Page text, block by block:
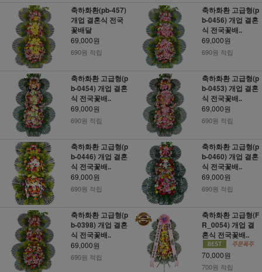
축하화환(pb-457)
개업 결혼식 전국
꽃배달
69,000원
690원 적립
축하화환 고급형(p
b-0456) 개업 결혼
식 전국꽃배..
69,000원
690원 적립
축하화환 고급형(p
b-0454) 개업 결혼
식 전국꽃배..
69,000원
690원 적립
축하화환 고급형(p
b-0453) 개업 결혼
식 전국꽃배..
69,000원
690원 적립
축하화환 고급형(p
b-0446) 개업 결혼
식 전국꽃배..
69,000원
690원 적립
축하화환 고급형(p
b-0460) 개업 결혼
식 전국꽃배..
69,000원
690원 적립
축하화환 고급형(p
b-0398) 개업 결혼
식 전국꽃배..
69,000원
690원 적립
축하화환 고급형(F
R_0054) 개업 결
혼식 전국꽃배..
70,000원
700원 적립